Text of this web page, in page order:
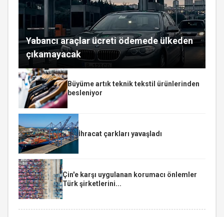
Yabancı araçlar ücreti ödemede ülkeden
çıkamayacak
Büyüme artık teknik tekstil ürünlerinden
besleniyor
İhracat çarkları yavaşladı
Çin'e karşı uygulanan korumacı önlemler
Türk şirketlerini...